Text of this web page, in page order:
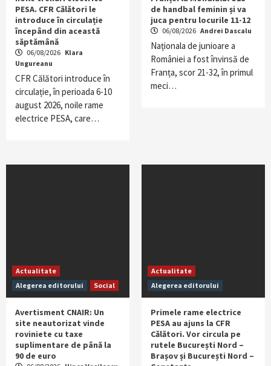
PESA. CFR Călători le
introduce în circulație
începând din această
săptămână
06/08/2026 Klara
Ungureanu
CFR Călători introduce în
circulație, în perioada 6-10
august 2026, noile rame
electrice PESA, care…
de handbal feminin și va
juca pentru locurile 11-12
06/08/2026 Andrei Dascalu
Naționala de junioare a
României a fost învinsă de
Franța, scor 21-32, în primul
meci…
Actualitate
Alegerea editorului
Social
Avertisment CNAIR: Un
site neautorizat vinde
roviniete cu taxe
suplimentare de până la
90 de euro
Actualitate
Alegerea editorului
Primele rame electrice
PESA au ajuns la CFR
Călători. Vor circula pe
rutele București Nord –
Brașov și București Nord –